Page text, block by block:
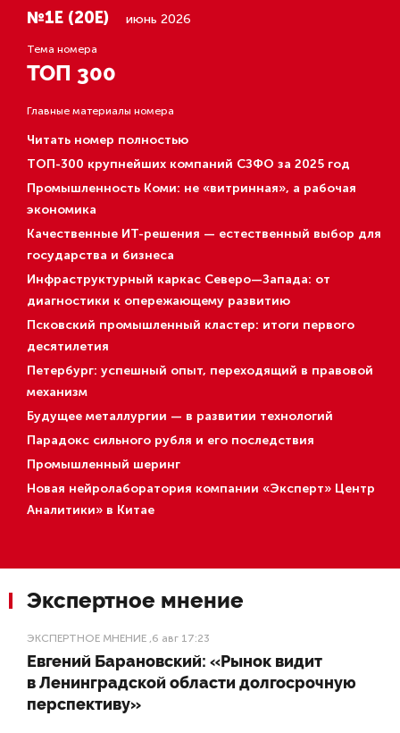
№1Е (20Е) июнь 2026
Тема номера
ТОП 300
Главные материалы номера
Читать номер полностью
ТОП-300 крупнейших компаний СЗФО за 2025 год
Промышленность Коми: не «витринная», а рабочая
экономика
Качественные ИТ-решения — естественный выбор для
государства и бизнеса
Инфраструктурный каркас Северо—Запада: от
диагностики к опережающему развитию
Псковский промышленный кластер: итоги первого
десятилетия
Петербург: успешный опыт, переходящий в правовой
механизм
Будущее металлургии — в развитии технологий
Парадокс сильного рубля и его последствия
Промышленный шеринг
Новая нейролаборатория компании «Эксперт» Центр
Аналитики» в Китае
Экспертное мнение
ЭКСПЕРТНОЕ МНЕНИЕ ,6 авг 17:23
Евгений Барановский: «Рынок видит
в Ленинградской области долгосрочную
перспективу»